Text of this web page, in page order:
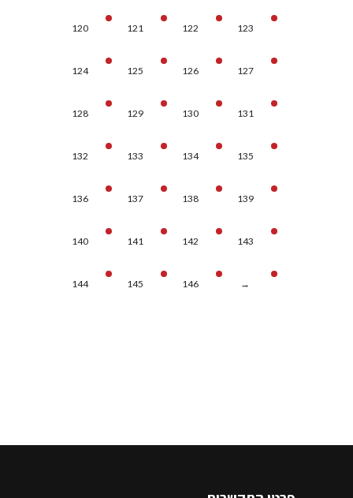
120 121 122 123
124 125 126 127
128 129 130 131
132 133 134 135
136 137 138 139
140 141 142 143
144 145 146 →